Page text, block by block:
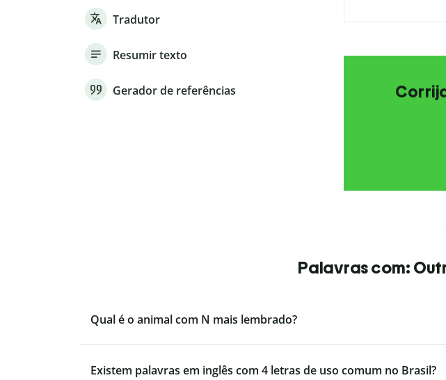
Tradutor
Resumir texto
Gerador de referências
Palavras com:
Qual é o animal com N mais lembrado?
Existem palavras em inglês com 4 letras de uso comum no Brasil?